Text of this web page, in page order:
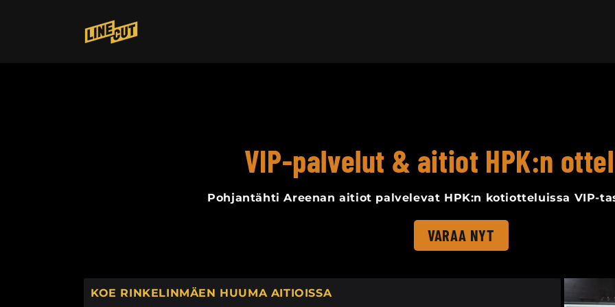
VIP-palvelut & aitiot HPK:n
Pohjantähti Areenan aitiot palvelevat HPK:n kotiotteluissa VIP-
VARAA NYT
KOE RINKELINMÄEN HUUMA AITIOISSA